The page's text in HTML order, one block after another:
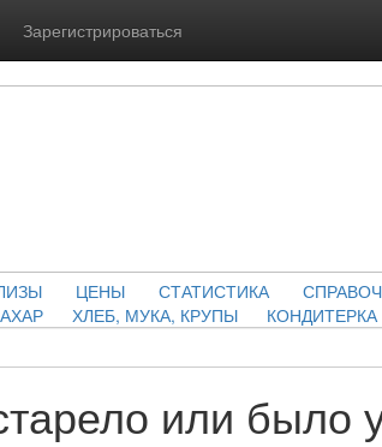
Зарегистрироваться
ЦЕНЫ СТАТИСТИКА
ХЛЕБ, МУКА, КРУПЫ КОНДИТЕРКА
или было